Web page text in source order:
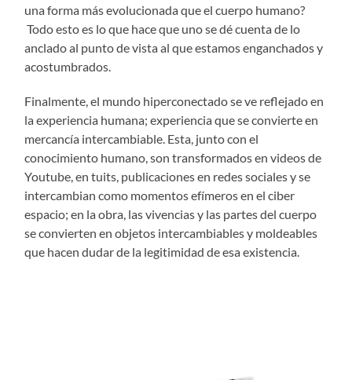
una forma más evolucionada que el cuerpo humano?
Todo esto es lo que hace que uno se dé cuenta de lo
anclado al punto de vista al que estamos enganchados y
acostumbrados.
Finalmente, el mundo hiperconectado se ve reflejado en
la experiencia humana; experiencia que se convierte en
mercancía intercambiable. Esta, junto con el
conocimiento humano, son transformados en videos de
Youtube, en tuits, publicaciones en redes sociales y se
intercambian como momentos efímeros en el ciber
espacio; en la obra, las vivencias y las partes del cuerpo
se convierten en objetos intercambiables y moldeables
que hacen dudar de la legitimidad de esa existencia.